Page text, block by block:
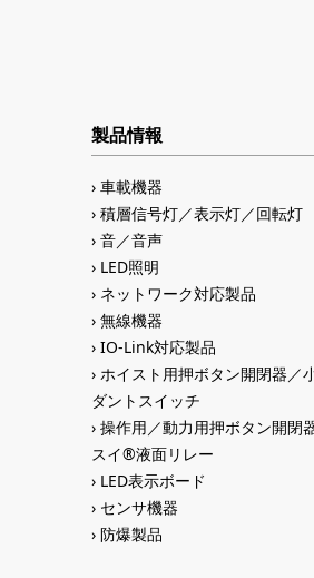
製品情報
車載機器
積層信号灯／表示灯／回転灯
音／音声
LED照明
ネットワーク対応製品
無線機器
IO-Link対応製品
ホイスト用押ボタン開閉器／
ダントスイッチ
操作用／動力用押ボタン開閉
スイ®液面リレー
LED表示ボード
センサ機器
防爆製品